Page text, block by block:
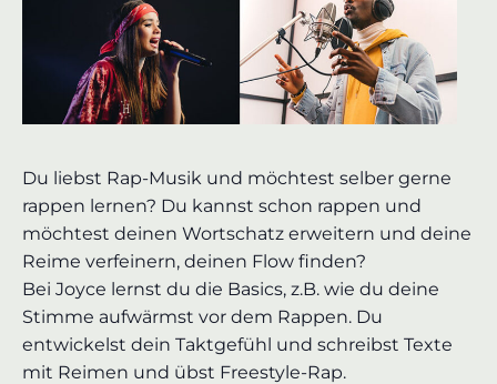
Du liebst Rap-Musik und möchtest selber gerne
rappen lernen? Du kannst schon rappen und
möchtest deinen Wortschatz erweitern und deine
Reime verfeinern, deinen Flow finden?
Bei Joyce lernst du die Basics, z.B. wie du deine
Stimme aufwärmst vor dem Rappen. Du
entwickelst dein Taktgefühl und schreibst Texte
mit Reimen und übst Freestyle-Rap.